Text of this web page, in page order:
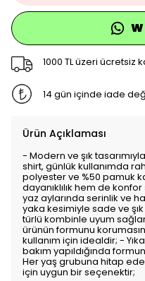
1000 TL üzeri ücretsiz
14 gün içinde iade
Ürün Açıklaması
- Modern ve şık
shirt, günlük kullanımda
polyester ve %50 pamuk
dayanıklılık hem de
yaz aylarında serinlik ve
yaka kesimiyle sade ve
türlü kombinle uyum
ürünün formunu
kullanım için idealdir; -
bakım yapıldığında
Her yaş grubuna hitap
için uygun bir seçenektir;